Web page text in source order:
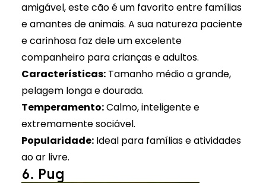
amigável, este cão é um favorito entre famílias
e amantes de animais. A sua natureza paciente
e carinhosa faz dele um excelente
companheiro para crianças e adultos.
Características:Tamanho médio a grande,
pelagem longa e dourada.
Temperamento:Calmo, inteligente e
extremamente sociável.
Popularidade:Ideal para famílias e atividades
ao ar livre.
6. Pug